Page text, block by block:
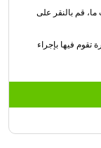
قم بالنقر على
فيها بإجراء